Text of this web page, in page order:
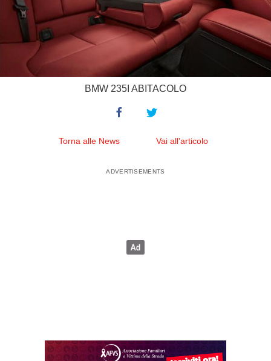
BMW 235I ABITACOLO
Torna alle News Vai all'articolo